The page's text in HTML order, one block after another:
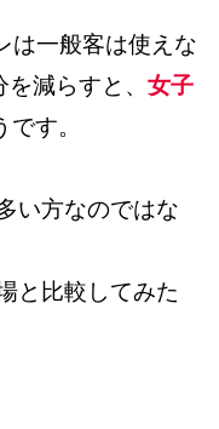
は一般客は使えな
減らすと、 女子
す。
い方なのではな
と比較してみた